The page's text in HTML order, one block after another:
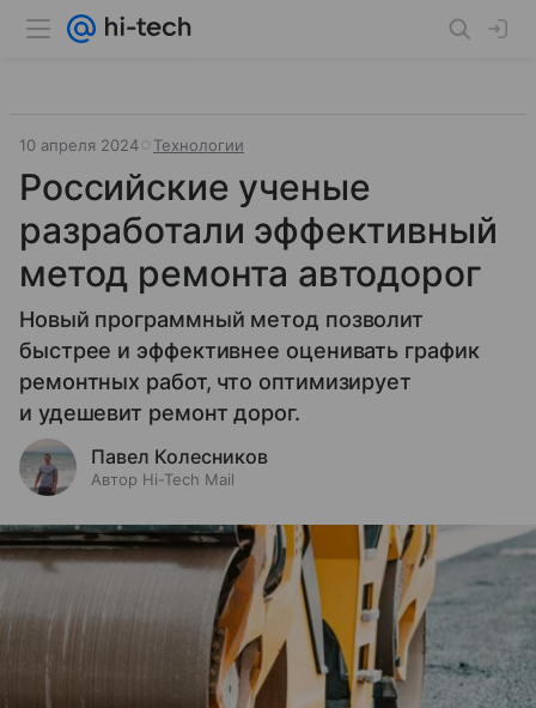
10 апреля 2024 Технологии
Российские ученые
разработали эффективный
метод ремонта автодорог
Новый программный метод позволит
быстрее и эффективнее оценивать график
ремонтных работ, что оптимизирует
и удешевит ремонт дорог.
Павел Колесников
Автор Hi-Tech Mail